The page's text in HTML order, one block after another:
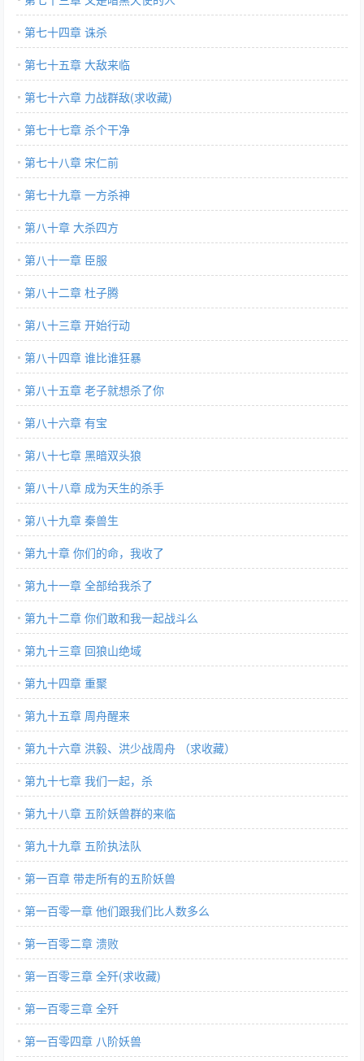
第七十四章 诛杀
第七十五章 大敌来临
第七十六章 力战群敌(求收藏)
第七十七章 杀个干净
第七十八章 宋仁前
第七十九章 一方杀神
第八十章 大杀四方
第八十一章 臣服
第八十二章 杜子腾
第八十三章 开始行动
第八十四章 谁比谁狂暴
第八十五章 老子就想杀了你
第八十六章 有宝
第八十七章 黑暗双头狼
第八十八章 成为天生的杀手
第八十九章 秦兽生
第九十章 你们的命，我收了
第九十一章 全部给我杀了
第九十二章 你们敢和我一起战斗么
第九十三章 回狼山绝域
第九十四章 重聚
第九十五章 周舟醒来
第九十六章 洪毅、洪少战周舟 （求收藏）
第九十七章 我们一起，杀
第九十八章 五阶妖兽群的来临
第九十九章 五阶执法队
第一百章 带走所有的五阶妖兽
第一百零一章 他们跟我们比人数多么
第一百零二章 溃败
第一百零三章 全歼(求收藏)
第一百零三章 全歼
第一百零四章 八阶妖兽